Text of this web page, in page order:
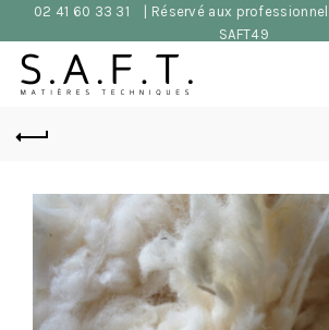
02 41 60 33 31
| Réservé aux
SAFT49